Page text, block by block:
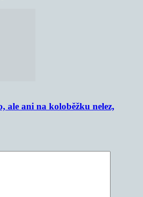
ale ani na koloběžku nelez,